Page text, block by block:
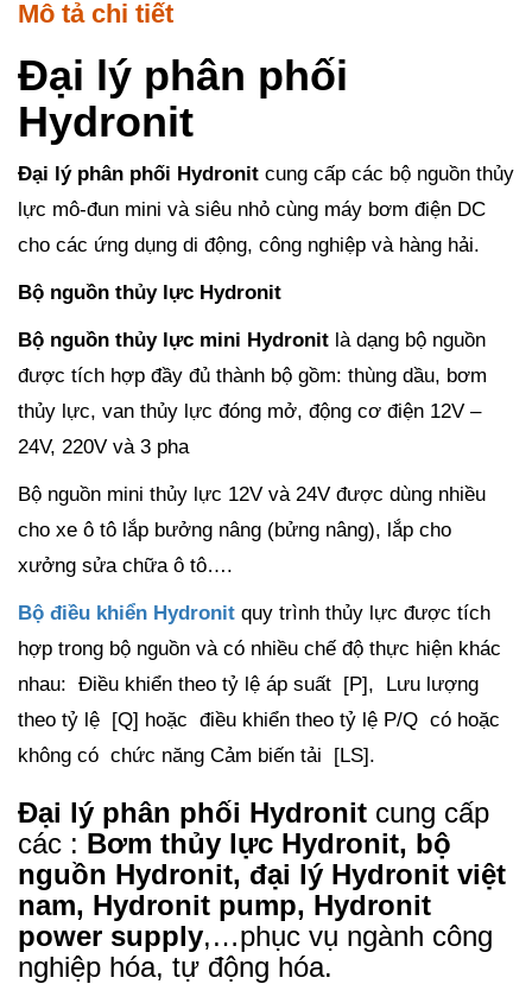
Mô tả chi tiết
Đại lý phân phối
Hydronit
Đại lý phân phối Hydronit cung cấp các bộ nguồn thủy
lực mô-đun mini và siêu nhỏ cùng máy bơm điện DC
cho các ứng dụng di động, công nghiệp và hàng hải.
Bộ nguồn thủy lực Hydronit
Bộ nguồn thủy lực mini Hydronit là dạng bộ nguồn
được tích hợp đầy đủ thành bộ gồm: thùng dầu, bơm
thủy lực, van thủy lực đóng mở, động cơ điện 12V –
24V, 220V và 3 pha
Bộ nguồn mini thủy lực 12V và 24V được dùng nhiều
cho xe ô tô lắp bưởng nâng (bửng nâng), lắp cho
xưởng sửa chữa ô tô….
Bộ điều khiển Hydronit quy trình thủy lực được tích
hợp trong bộ nguồn và có nhiều chế độ thực hiện khác
nhau: Điều khiển theo tỷ lệ áp suất [P], Lưu lượng
theo tỷ lệ [Q] hoặc điều khiển theo tỷ lệ P/Q có hoặc
không có chức năng Cảm biến tải [LS].
Đại lý phân phối Hydronit cung cấp
các : Bơm thủy lực Hydronit, bộ
nguồn Hydronit, đại lý Hydronit việt
nam, Hydronit pump, Hydronit
power supply,…phục vụ ngành công
nghiệp hóa, tự động hóa.